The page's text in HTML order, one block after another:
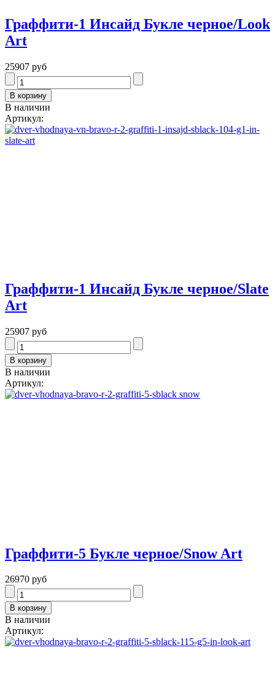
Граффити-1 Инсайд Букле черное/Look
Art
25907 руб
В наличии
Артикул:
Граффити-1 Инсайд Букле черное/Slate
Art
25907 руб
В наличии
Артикул:
Граффити-5 Букле черное/Snow Art
26970 руб
В наличии
Артикул: